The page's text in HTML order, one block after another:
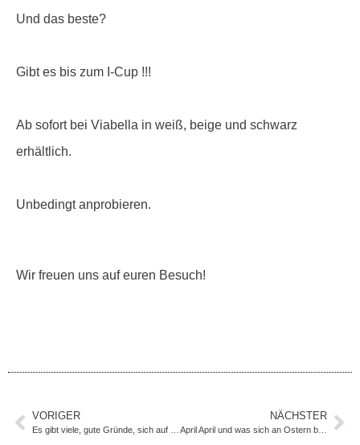
Und das beste?
Gibt es bis zum I-Cup !!!
Ab sofort bei Viabella in weiß, beige und schwarz
erhältlich.
Unbedingt anprobieren.
Wir freuen uns auf euren Besuch!
VORIGER
Es gibt viele, gute Gründe, sich auf den Februar bei viabella zu freuen :-)
NÄCHSTER
April April und was sich an Ostern besonders gut versteckt.